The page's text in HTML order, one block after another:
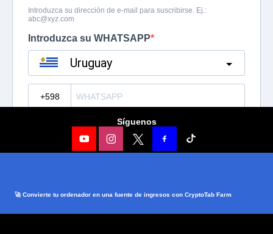
Síguenos
🚀 Convierte tu ordenador en una fuente de ingresos con CryptoTab Farm